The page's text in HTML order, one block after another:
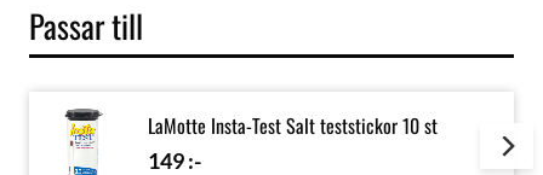
Passar till
LaMotte Insta-Test Salt teststickor 10 st
149:-